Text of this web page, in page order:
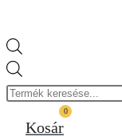
search
0
Kosár